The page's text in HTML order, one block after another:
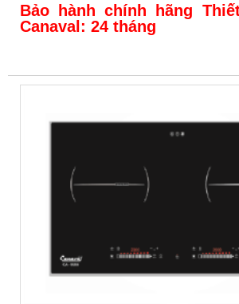
Bảo hành chính hãng
Canaval: 24 tháng